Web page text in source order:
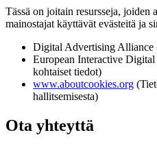
Tässä on joitain resursseja, joiden
mainostajat käyttävät evästeitä ja
Digital Advertising Alliance
European Interactive
kohtaiset tiedot)
www.aboutcookies.org
hallitsemisesta)
Ota yhteyttä